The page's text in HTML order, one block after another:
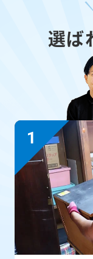
選ば